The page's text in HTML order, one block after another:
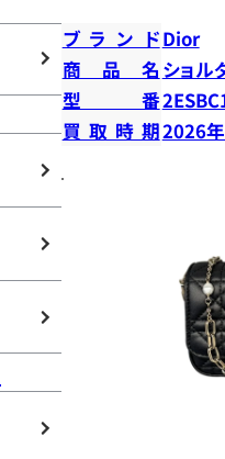
ブランドDior
商品名 ショル
型番
買取時期2026